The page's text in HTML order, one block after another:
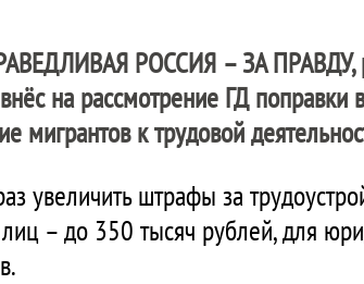
РОССИЯ – ЗА ПРАВДУ,
на рассмотрение ГД
мигрантов к трудовой
увеличить штрафы за
– до 350 тысяч рублей, для